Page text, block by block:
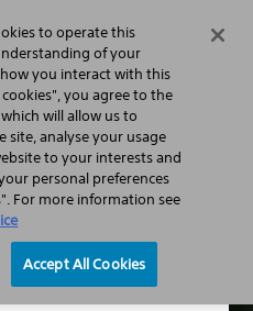
to operate this
of your
you interact with this
you agree to the
will allow us to
analyse your usage
to your interests and
personal preferences
For more information see
Accept All Cookies